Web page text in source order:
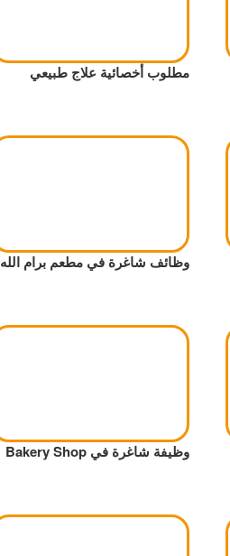
مطلوب أخصائية علاج طبيعي
وظائف شاغرة في مطعم برام الله
وظيفة شاغرة في Bakery Shop